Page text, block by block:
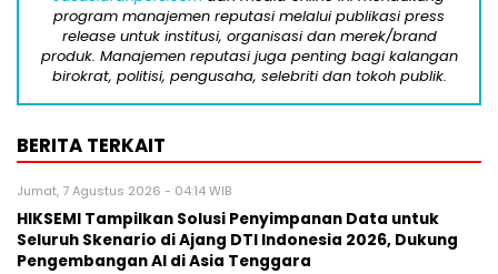
program manajemen reputasi melalui publikasi press
release untuk institusi, organisasi dan merek/brand
produk. Manajemen reputasi juga penting bagi kalangan
birokrat, politisi, pengusaha, selebriti dan tokoh publik.
BERITA TERKAIT
Jumat, 7 Agustus 2026 - 04:14 WIB
HIKSEMI Tampilkan Solusi Penyimpanan Data untuk
Seluruh Skenario di Ajang DTI Indonesia 2026, Dukung
Pengembangan AI di Asia Tenggara